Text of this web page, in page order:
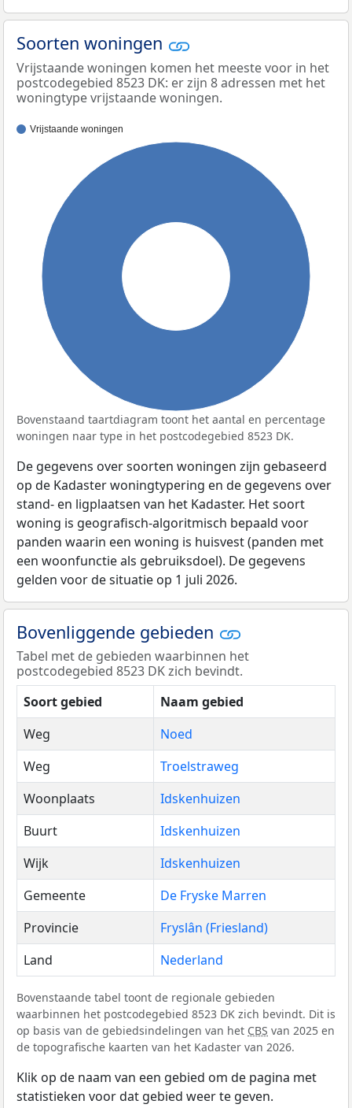
Soorten woningen
Vrijstaande woningen komen het meeste voor in het
postcodegebied 8523 DK: er zijn 8 adressen met het
woningtype vrijstaande woningen.
Vrijstaande woningen
Bovenstaand taartdiagram toont het aantal en percentage
woningen naar type in het postcodegebied 8523 DK.
De gegevens over soorten woningen zijn gebaseerd
op de Kadaster woningtypering en de gegevens over
stand- en ligplaatsen van het Kadaster. Het soort
woning is geografisch-algoritmisch bepaald voor
panden waarin een woning is huisvest (panden met
een woonfunctie als gebruiksdoel). De gegevens
gelden voor de situatie op 1 juli 2026.
Bovenliggende gebieden
Tabel met de gebieden waarbinnen het
postcodegebied 8523 DK zich bevindt.
Soort gebied
Naam gebied
Weg
Noed
Weg
Troelstraweg
Woonplaats
Idskenhuizen
Buurt
Idskenhuizen
Wijk
Idskenhuizen
Gemeente
De Fryske Marren
Provincie
Fryslân (Friesland)
Land
Nederland
Bovenstaande tabel toont de regionale gebieden
waarbinnen het postcodegebied 8523 DK zich bevindt. Dit is
op basis van de gebiedsindelingen van het CBS van 2025 en
de topografische kaarten van het Kadaster van 2026.
Klik op de naam van een gebied om de pagina met
statistieken voor dat gebied weer te geven.